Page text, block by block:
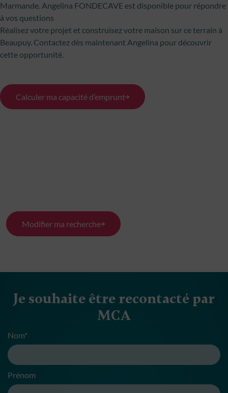
Marmande. Angelina FONDECAVE est disponible pour répondre
à vos questions
Réalisez votre projet et construisez votre maison sur ce terrain à
Beaupuy. Contactez dès maintenant Angelina pour découvrir
cette opportunité.
Calculer ma capacité d’emprunt
Modifier ma recherche
Je souhaite être recontacté par
MCA
Nom*
Prénom